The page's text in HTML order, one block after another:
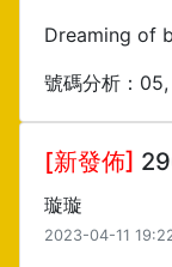
Dreaming of
號碼分析：05,
[新發佈]
璇璇
2023-04-11